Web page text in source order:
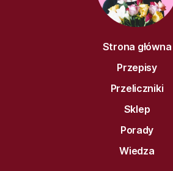
Strona główna
Przepisy
Przeliczniki
Sklep
Porady
Wiedza